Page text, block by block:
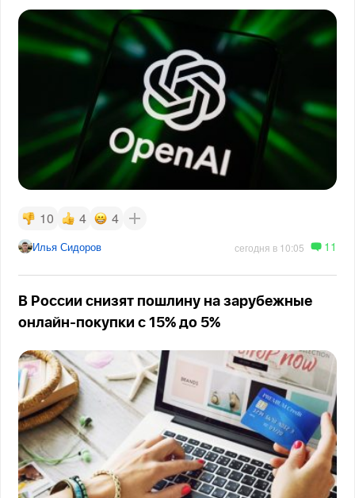
10 4 4
Илья Сидоров сегодня в 10:05 11
В России снизят пошлину на зарубежные
онлайн-покупки с 15% до 5%